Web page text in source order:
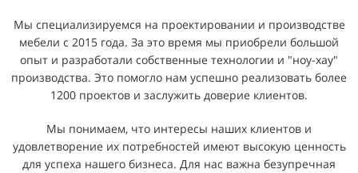
Мы специализируемся на проектировании и производстве
мебели с 2015 года. За это время мы приобрели большой
опыт и разработали собственные технологии и "ноу-хау"
производства. Это помогло нам успешно реализовать более
1200 проектов и заслужить доверие клиентов.
Мы понимаем, что интересы наших клиентов и
удовлетворение их потребностей имеют высокую ценность
для успеха нашего бизнеса. Для нас важна безупречная